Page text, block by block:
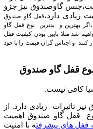
گاوصندوق نیز جزو
زیادی دارد،قفل گاو صندوق
بهترین و بدترین نوع قفل گاو
شد مثلا پایین بودن کیفیت قفل
کنند و اجناس گران قیمت را با خود
قفل گاو صندوق
کافی نیست.
تاثیرات زیادی دارد. از
قفل گاو صندوق اهمیت
قفل های پیشرفته با امنیت